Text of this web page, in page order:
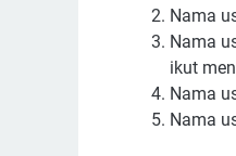
Nama
Nama
ikut
Nama
Nama